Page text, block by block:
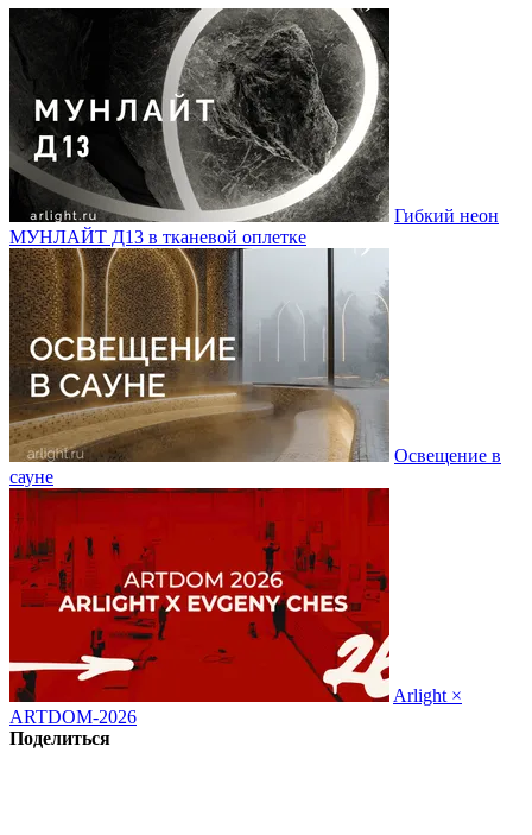
Гибкий неон
МУНЛАЙТ Д13 в тканевой оплетке
Освещение в
сауне
Arlight ×
ARTDOM-2026
Поделиться